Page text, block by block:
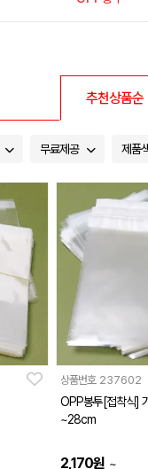
추천상품순
무료제공 제품
상품번호 237602
OPP봉투[접착식]
~28cm
2,170원 ~